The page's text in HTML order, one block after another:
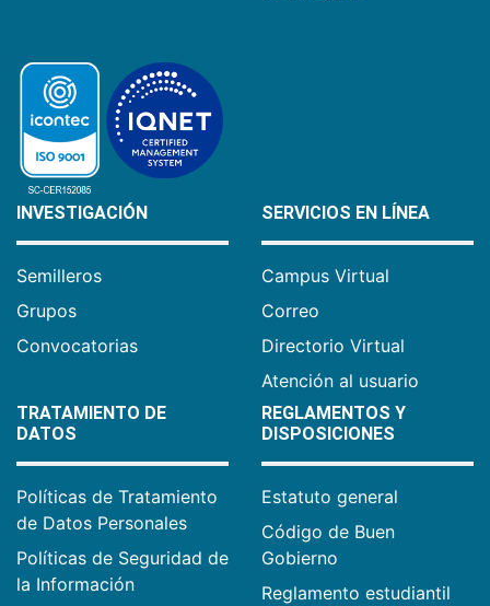
INVESTIGACIÓN
Semilleros
Grupos
Convocatorias
SERVICIOS EN LÍNEA
Campus Virtual
Correo
Directorio Virtual
Atención al usuario
TRATAMIENTO DE
DATOS
Políticas de Tratamiento
de Datos Personales
Políticas de Seguridad de
la Información
REGLAMENTOS Y
DISPOSICIONES
Estatuto general
Código de Buen
Gobierno
Reglamento estudiantil